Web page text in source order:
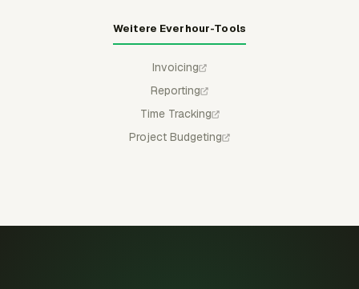
Weitere Everhour-Tools
Invoicing
Reporting
Time Tracking
Project Budgeting